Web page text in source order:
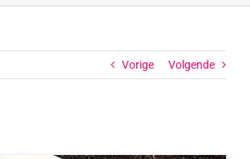
Vorige Volgende